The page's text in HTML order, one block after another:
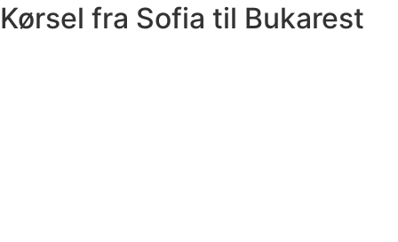
Kørsel fra Sofia til Bukarest